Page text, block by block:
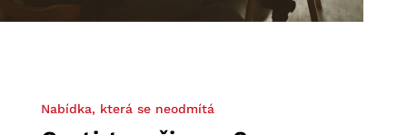
Nabídka, která se neodmítá